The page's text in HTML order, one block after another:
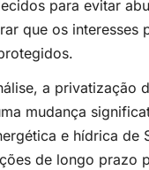
para evitar
que os interesses
a privatização
mudança
e hídrica de
de longo prazo